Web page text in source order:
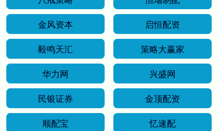
金风资本
启恒配资
毅鸣天汇
策略大赢家
华力网
兴盛网
民银证券
金顶配资
顺配宝
忆速配